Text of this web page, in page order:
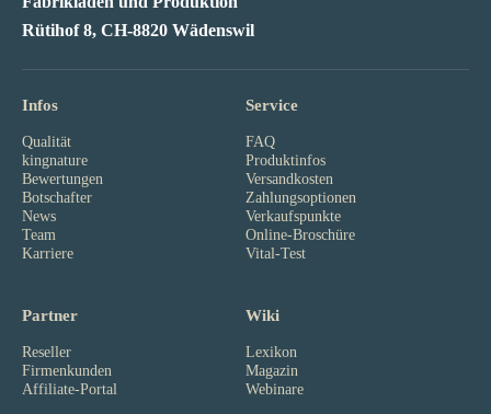
Rütihof 8, CH-8820 Wädenswil
Infos
Qualität
kingnature
Bewertungen
Botschafter
News
Team
Karriere
Service
FAQ
Produktinfos
Versandkosten
Zahlungsoptionen
Verkaufspunkte
Online-Broschüre
Vital-Test
Partner
Reseller
Firmenkunden
Affiliate-Portal
Wiki
Lexikon
Magazin
Webinare